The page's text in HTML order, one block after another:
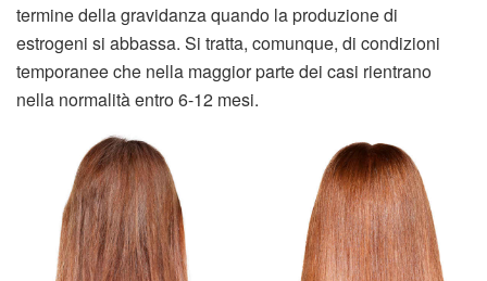
termine della gravidanza quando la produzione di
estrogeni si abbassa. Si tratta, comunque, di condizioni
temporanee che nella maggior parte dei casi rientrano
nella normalità entro 6-12 mesi.